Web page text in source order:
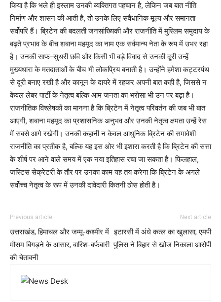
किया है कि भले ही इस्लाम उनकी व्यक्तिगत पहचान है, लेकिन जब बात नीति
निर्माण और शासन की आती है, तो उनके लिए संवैधानिक मूल्य और समानता
सर्वोपरि हैं। ब्रिटेन की बदलती जनसांख्यिकी और राजनीति में मुस्लिम समुदाय के
बढ़ते प्रभाव के बीच शबाना महमूद का नाम एक सर्वमान्य नेता के रूप में उभर रहा
है। उनकी साफ-सुथरी छवि और किसी भी बड़े विवाद से उनकी दूरी उन्हें
मुख्यधारा के मतदाताओं के बीच भी लोकप्रिय बनाती है। उन्होंने हमेशा कट्टरपंथ
से दूरी बनाए रखी है और कानून के दायरे में रहकर अपनी बात कही है, जिससे न
केवल लेबर पार्टी के नेतृत्व बल्कि आम जनता का भरोसा भी उन पर बढ़ा है।
राजनीतिक विश्लेषकों का मानना है कि ब्रिटेन में नेतृत्व परिवर्तन की जब भी बात
आएगी, शबाना महमूद का प्रशासनिक अनुभव और उनकी नेतृत्व क्षमता उन्हें रेस
में सबसे आगे रखेगी। उनकी कहानी न केवल आधुनिक ब्रिटेन की समावेशी
राजनीति का प्रतीक है, बल्कि यह इस ओर भी इशारा करती है कि ब्रिटेन की सत्ता
के शीर्ष पर आने वाले समय में एक नया इतिहास रचा जा सकता है। फिलहाल,
जस्टिस सेक्रेटरी के तौर पर उनका काम यह तय करेगा कि ब्रिटेन के अगले
सर्वोच्च नेतृत्व के रूप में उनकी दावेदारी कितनी ठोस होती है।
Previous article
उत्तराखंड, हिमाचल और जम्मू-कश्मीर में
मौसम बिगड़ने के आसार, बारिश-बर्फबारी
की चेतावनी
Next article
इटारसी में अंधे कत्ल का खुलासा, एमपी
पुलिस ने बिहार से खोज निकाला आरोपी